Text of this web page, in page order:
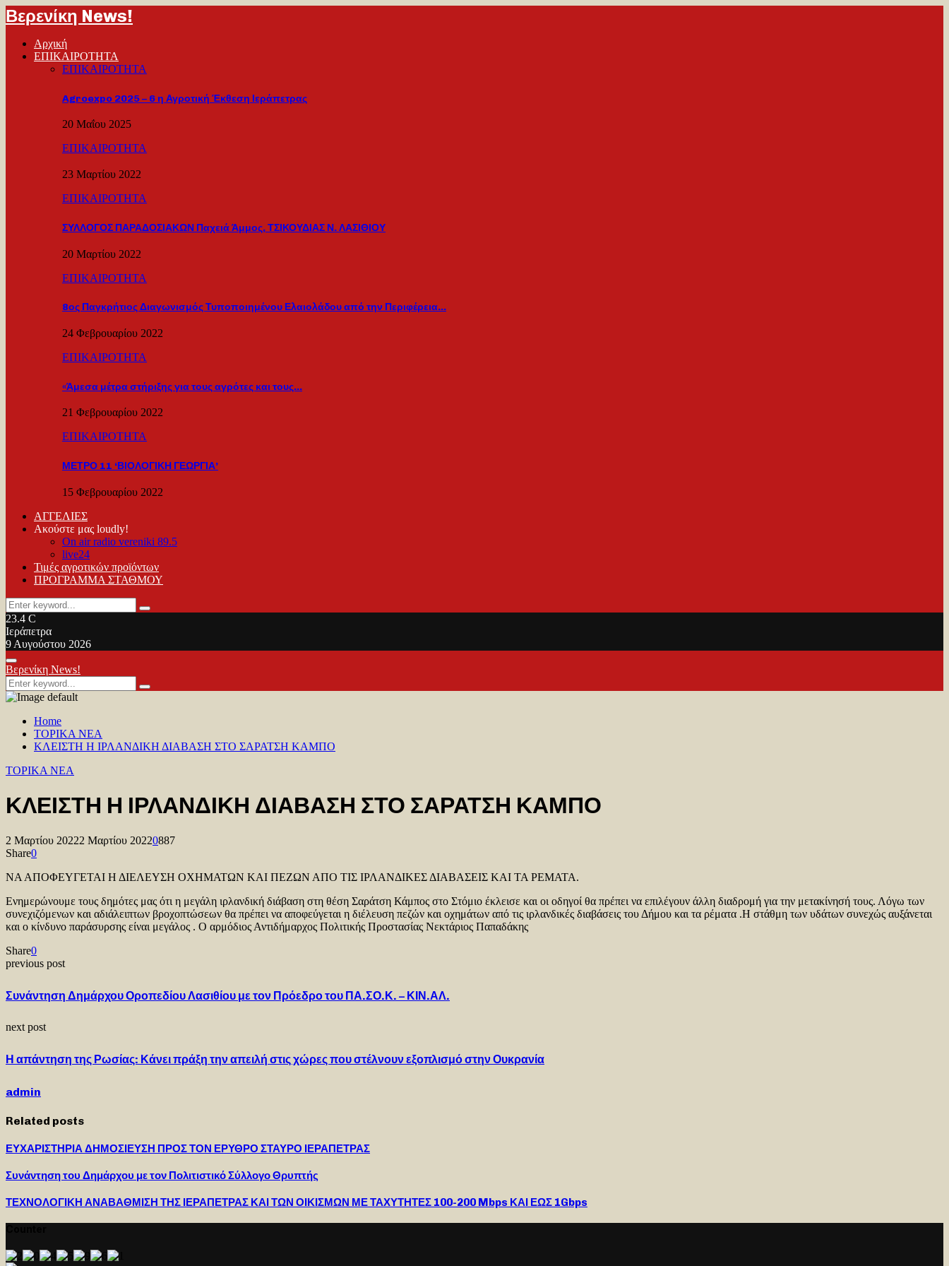
Βερενίκη News!
Αρχική
ΕΠΙΚΑΙΡΟΤΗΤΑ
ΕΠΙΚΑΙΡΟΤΗΤΑ
Agroexpo 2025 – 6 η Αγροτική Έκθεση Ιεράπετρας
20 Μαΐου 2025
ΕΠΙΚΑΙΡΟΤΗΤΑ
23 Μαρτίου 2022
ΕΠΙΚΑΙΡΟΤΗΤΑ
ΣΥΛΛΟΓΟΣ ΠΑΡΑΔΟΣΙΑΚΩΝ Παχειά Άμμος, ΤΣΙΚΟΥΔΙΑΣ Ν. ΛΑΣΙΘΙΟΥ
20 Μαρτίου 2022
ΕΠΙΚΑΙΡΟΤΗΤΑ
8ος Παγκρήτιος Διαγωνισμός Τυποποιημένου Ελαιολάδου από την Περιφέρεια…
24 Φεβρουαρίου 2022
ΕΠΙΚΑΙΡΟΤΗΤΑ
«Άμεσα μέτρα στήριξης για τους αγρότες και τους…
21 Φεβρουαρίου 2022
ΕΠΙΚΑΙΡΟΤΗΤΑ
ΜΕΤΡΟ 11 ‘ΒΙΟΛΟΓΙΚΗ ΓΕΩΡΓΙΑ’
15 Φεβρουαρίου 2022
ΑΓΓΕΛΙΕΣ
Ακούστε μας loudly!
On air radio vereniki 89.5
live24
Τιμές αγροτικών προϊόντων
ΠΡΟΓΡΑΜΜΑ ΣΤΑΘΜΟΥ
Search
for:
Search
23.4 C
Ιεράπετρα
9 Αυγούστου 2026
Facebook
Twitter
Youtube
Primary
Menu
Βερενίκη News!
Search
for:
Search
Home
TOPIKA NEA
ΚΛΕΙΣΤΗ Η ΙΡΛΑΝΔΙΚΗ ΔΙΑΒΑΣΗ ΣΤΟ ΣΑΡΑΤΣΗ ΚΑΜΠΟ
TOPIKA NEA
ΚΛΕΙΣΤΗ Η ΙΡΛΑΝΔΙΚΗ ΔΙΑΒΑΣΗ ΣΤΟ ΣΑΡΑΤΣΗ ΚΑΜΠΟ
2 Μαρτίου 20222 Μαρτίου 20220887
Share0
ΝΑ ΑΠΟΦΕΥΓΕΤΑΙ Η ΔΙΕΛΕΥΣΗ ΟΧΗΜΑΤΩΝ ΚΑΙ ΠΕΖΩΝ ΑΠΟ ΤΙΣ ΙΡΛΑΝΔΙΚΕΣ ΔΙΑΒΑΣΕΙΣ ΚΑΙ ΤΑ ΡΕΜΑΤΑ.
Ενημερώνουμε τους δημότες μας ότι η μεγάλη ιρλανδική διάβαση στη θέση Σαράτση Κάμπος στο Στόμιο έκλεισε και οι οδηγοί θα πρέπει να επιλέγουν άλλη διαδρομή για την μετακίνησή τους. Λόγω των
συνεχιζόμενων και αδιάλειπτων βροχοπτώσεων θα πρέπει να αποφεύγεται η διέλευση πεζών και οχημάτων από τις ιρλανδικές διαβάσεις του Δήμου και τα ρέματα .Η στάθμη των υδάτων συνεχώς αυξάνεται
και ο κίνδυνο παράσυρσης είναι μεγάλος . Ο αρμόδιος Αντιδήμαρχος Πολιτικής Προστασίας Νεκτάριος Παπαδάκης
Share0
previous post
Συνάντηση Δημάρχου Οροπεδίου Λασιθίου με τον Πρόεδρο του ΠΑ.ΣΟ.Κ. – ΚΙΝ.ΑΛ.
next post
Η απάντηση της Ρωσίας: Κάνει πράξη την απειλή στις χώρες που στέλνουν εξοπλισμό στην Ουκρανία
admin
Related posts
ΕΥΧΑΡΙΣΤΗΡΙΑ ΔΗΜΟΣΙΕΥΣΗ ΠΡΟΣ ΤΟΝ ΕΡΥΘΡΟ ΣΤΑΥΡΟ ΙΕΡΑΠΕΤΡΑΣ
Συνάντηση του Δημάρχου με τον Πολιτιστικό Σύλλογο Θρυπτής
ΤΕΧΝΟΛΟΓΙΚΗ ΑΝΑΒΑΘΜΙΣΗ ΤΗΣ ΙΕΡΑΠΕΤΡΑΣ ΚΑΙ ΤΩΝ ΟΙΚΙΣΜΩΝ ΜΕ ΤΑΧΥΤΗΤΕΣ 100-200 Mbps ΚΑΙ ΕΩΣ 1Gbps